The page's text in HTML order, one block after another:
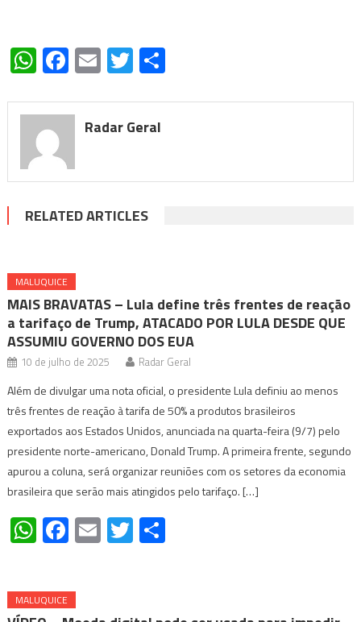
WhatsApp
Facebook
EmailTwitter
Share
Radar Geral
RELATED ARTICLES
MALUQUICE
MAIS BRAVATAS – Lula define três frentes de reação
a tarifaço de Trump, ATACADO POR LULA DESDE QUE
ASSUMIU GOVERNO DOS EUA
10 de julho de 2025 Radar Geral
Além de divulgar uma nota oficial, o presidente Lula definiu ao menos
três frentes de reação à tarifa de 50% a produtos brasileiros
exportados aos Estados Unidos, anunciada na quarta-feira (9/7) pelo
presidente norte-americano, Donald Trump. A primeira frente, segundo
apurou a coluna, será organizar reuniões com os setores da economia
brasileira que serão mais atingidos pelo tarifaço. […]
WhatsApp
Facebook
EmailTwitter
MALUQUICE